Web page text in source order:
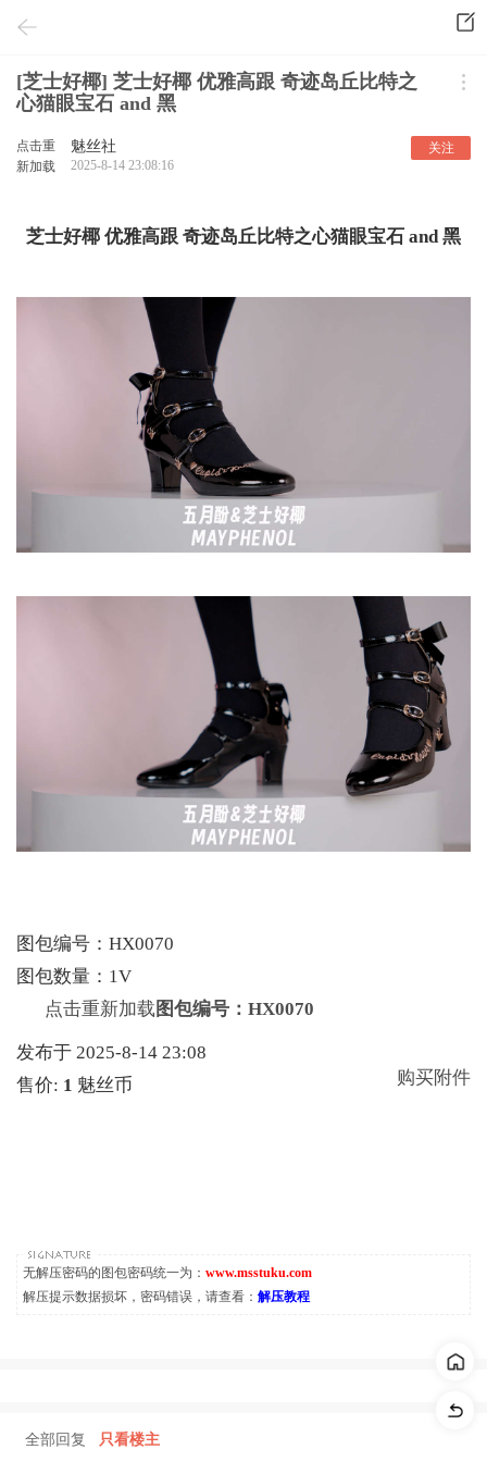
[芝士好椰] 芝士好椰 优雅高跟 奇迹岛丘比特之
心猫眼宝石 and 黑
点击重
新加载
魅丝社
2025-8-14 23:08:16
关注
芝士好椰 优雅高跟 奇迹岛丘比特之心猫眼宝石 and 黑
图包编号：HX0070
图包数量：1V
点击重新加载 图包编号：HX0070
发布于 2025-8-14 23:08
售价: 1 魅丝币 购买附件
无解压密码的图包密码统一为： www.msstuku.com
解压提示数据损坏，密码错误，请查看： 解压教程
全部回复 只看楼主